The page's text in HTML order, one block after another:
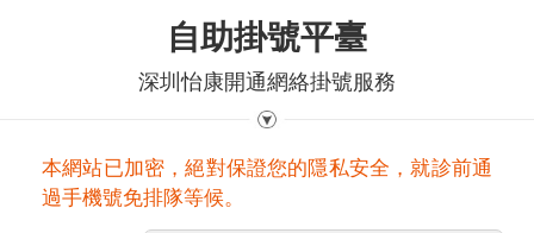
自助掛號平臺
深圳怡康開通網絡掛號服務
本網站已加密，絕對保證您的隱私安全，就診前通
過手機號免排隊等候。